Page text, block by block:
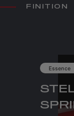
FINITION
Essence